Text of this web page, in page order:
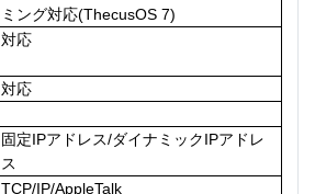
ミング対応(ThecusOS 7)
対応
対応
固定IPアドレス/ダイナミックIPアドレ
ス
TCP/IP/AppleTalk